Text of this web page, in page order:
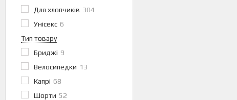
Для хлопчиків 304
Унісекс 6
Тип товару
Бриджі 9
Велосипедки 13
Капрі 68
Шорти 52